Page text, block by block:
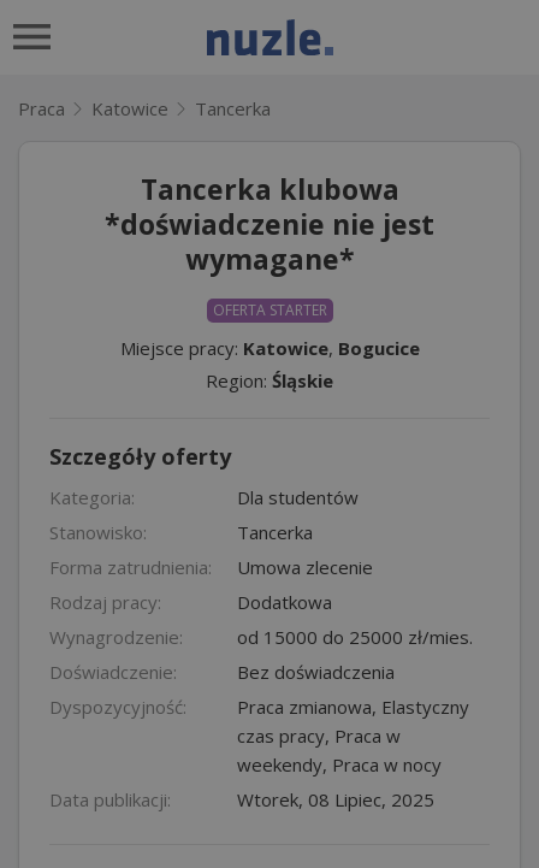
Praca Katowice Tancerka
Tancerka klubowa
*doświadczenie nie jest
wymagane*
OFERTA STARTER
Miejsce pracy: Katowice, Bogucice
Region: Śląskie
Szczegóły oferty
Kategoria:
Dla studentów
Stanowisko:
Tancerka
Forma zatrudnienia:
Umowa zlecenie
Rodzaj pracy:
Dodatkowa
Wynagrodzenie:
od 15000 do 25000 zł/mies.
Doświadczenie:
Bez doświadczenia
Dyspozycyjność:
Praca zmianowa, Elastyczny
czas pracy, Praca w
weekendy, Praca w nocy
Data publikacji:
Wtorek, 08 Lipiec, 2025